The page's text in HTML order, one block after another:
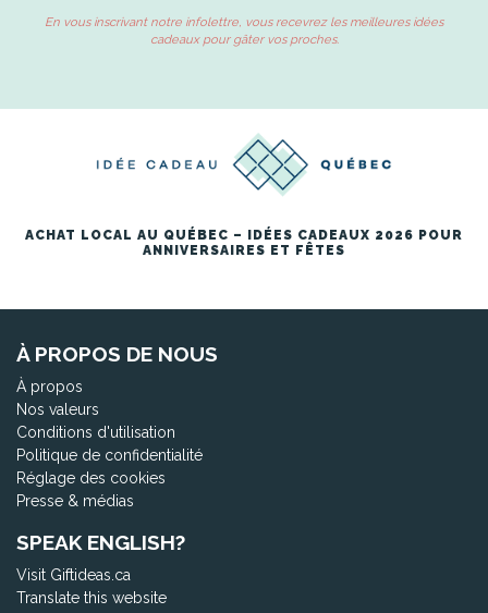
En vous inscrivant notre infolettre, vous recevrez les meilleures idées
cadeaux pour gâter vos proches.
ACHAT LOCAL AU QUÉBEC – IDÉES CADEAUX 2026 POUR
ANNIVERSAIRES ET FÊTES
À PROPOS DE NOUS
À propos
Nos valeurs
Conditions d'utilisation
Politique de confidentialité
Réglage des cookies
Presse & médias
SPEAK ENGLISH?
Visit Giftideas.ca
Translate this website